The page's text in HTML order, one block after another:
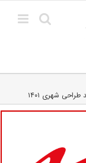
شهری ۱۴۰۱